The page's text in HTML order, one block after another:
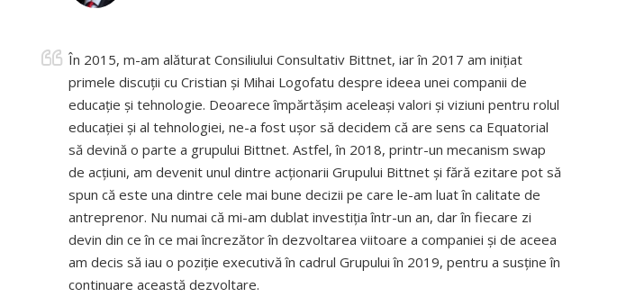
În 2015, m-am alăturat Consiliului Consultativ Bittnet, iar în 2017 am inițiat
primele discuții cu Cristian și Mihai Logofatu despre ideea unei companii de
educație și tehnologie. Deoarece împărtășim aceleași valori și viziuni pentru rolul
educației și al tehnologiei, ne-a fost ușor să decidem că are sens ca Equatorial
să devină o parte a grupului Bittnet. Astfel, în 2018, printr-un mecanism swap
de acțiuni, am devenit unul dintre acționarii Grupului Bittnet și fără ezitare pot să
spun că este una dintre cele mai bune decizii pe care le-am luat în calitate de
antreprenor. Nu numai că mi-am dublat investiția într-un an, dar în fiecare zi
devin din ce în ce mai încrezător în dezvoltarea viitoare a companiei și de aceea
am decis să iau o poziție executivă în cadrul Grupului în 2019, pentru a susține în
continuare această dezvoltare.